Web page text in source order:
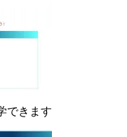
できます